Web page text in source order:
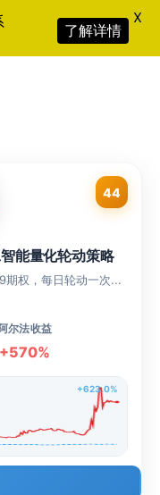
44
能量化轮动策略
期权，每日轮动一次...
尔法收益
+570%
+623.0%
了解详情
X